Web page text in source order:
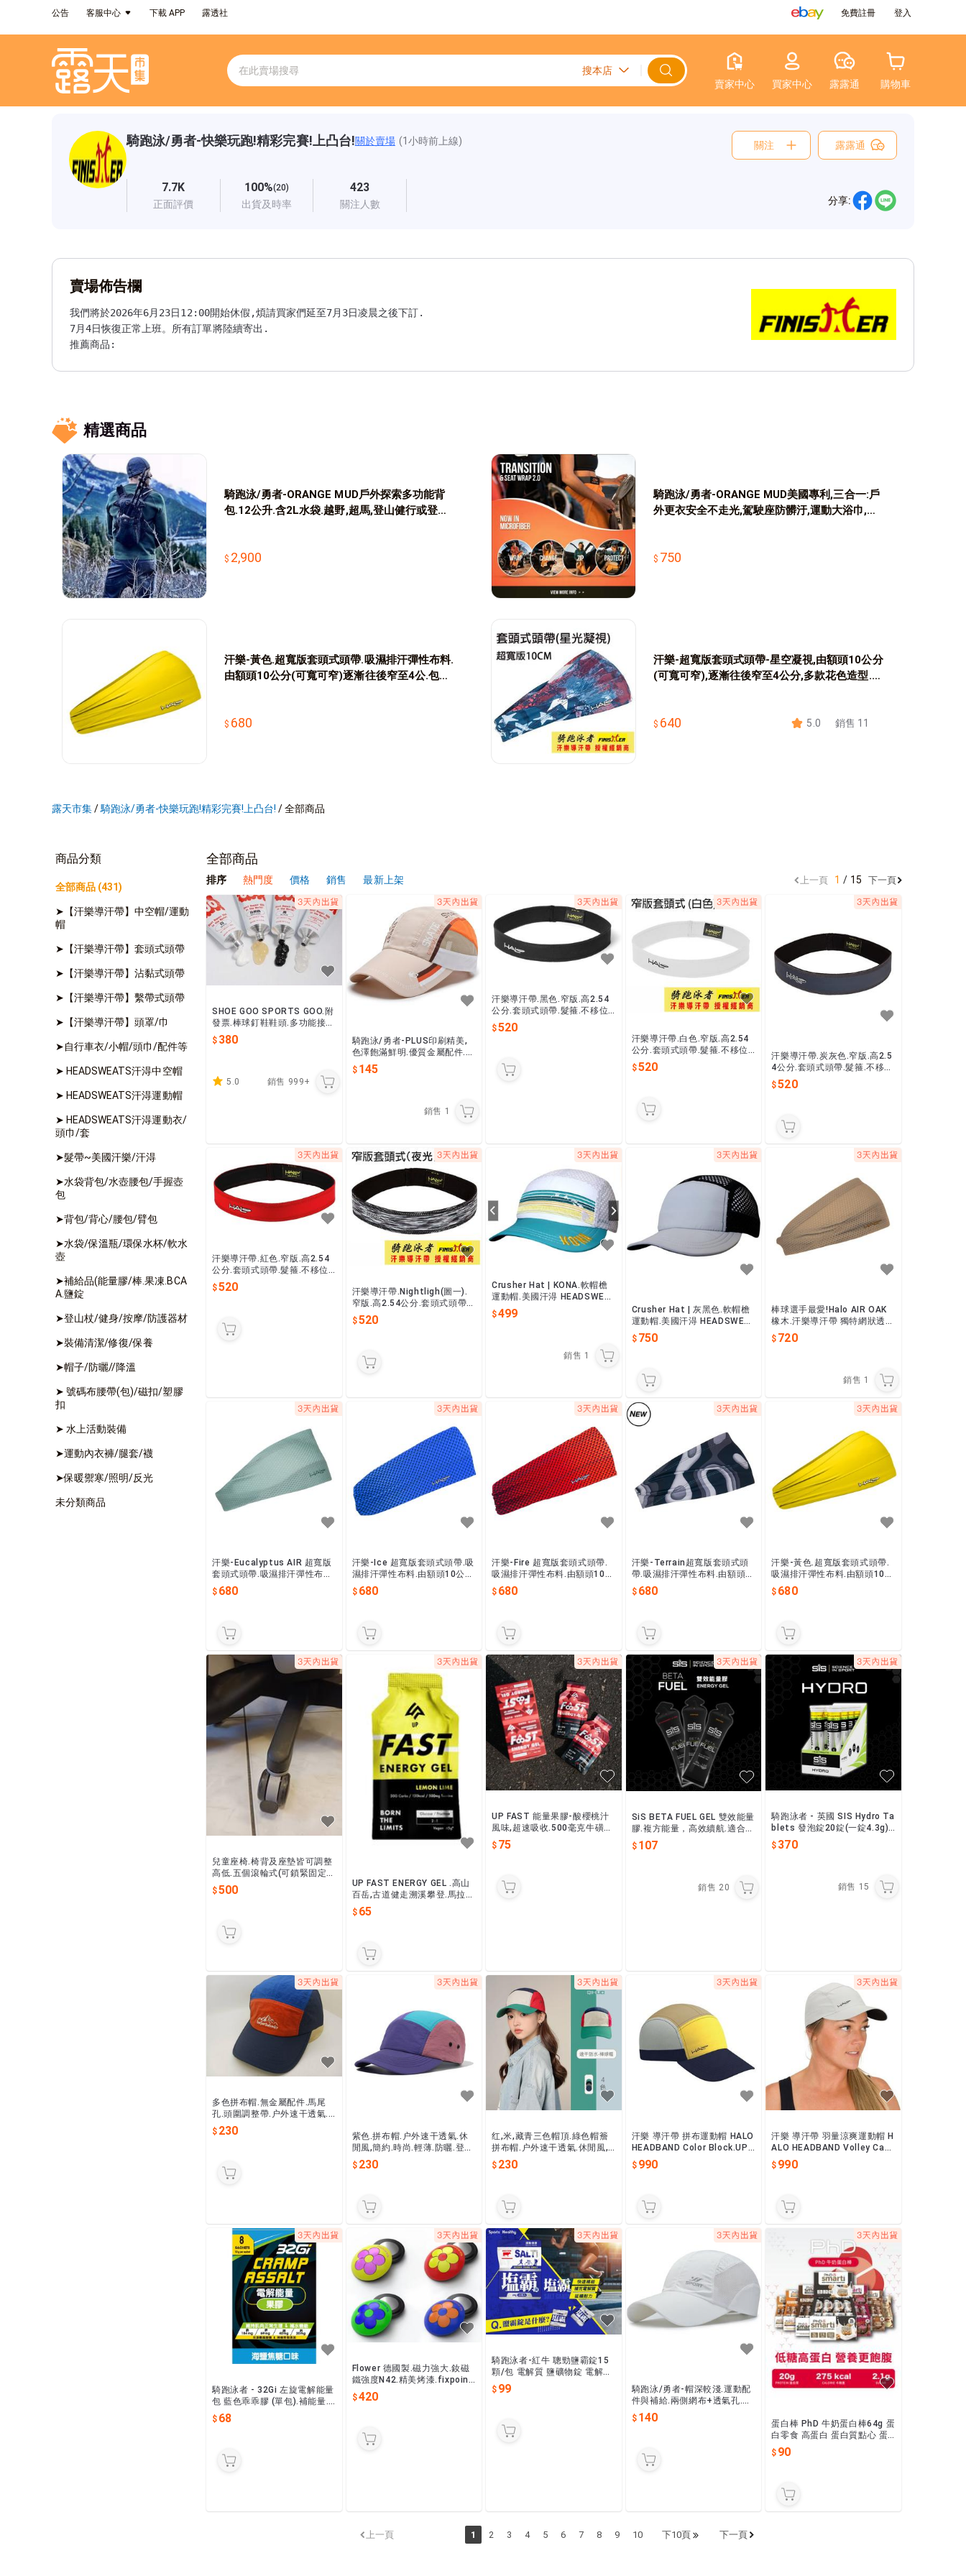
公告 客服中心 下載 APP 露透社 免費註冊 登入
賣家中心 買家中心 露露通 購物車
騎跑泳/勇者-快樂玩跑!精彩完賽!上凸台!關於賣場 (1小時前上線)
7.7K
正面評價
100%(20)
出貨及時率
423
關注人數
關注 露露通
分享:
賣場佈告欄
我們將於2026年6月23日12:00開始休假,煩請買家們延至7月3日凌晨之後下訂.
7月4日恢復正常上班。所有訂單將陸續寄出.
推薦商品:
美國汗淂(HEADSWEATS)運動帽,自行車小帽/衣,頭巾,(環保紗).
曰本SHOE GOO修固膠,修補鞋子.居家戶外用品D.I.Y.
精選商品
騎跑泳/勇者-ORANGE MUD戶外探索多功能背
包.12公升.含2L水袋.越野,超馬,登山健行或登山
2,900
騎跑泳/勇者-ORANGE MUD美國專利,三合一:戶
外更衣安全不走光,駕駛座防髒汙,運動大浴巾,保
750
汗樂-黃色.超寬版套頭式頭帶.吸濕排汗彈性布料.
由額頭10公分(可寬可窄)逐漸往後窄至4公.包覆
680
汗樂-超寬版套頭式頭帶-星空凝視,由額頭10公分
(可寬可窄),逐漸往後窄至4公分,多款花色造型.Cr
640 5.0 銷售 11
露天市集/騎跑泳/勇者-快樂玩跑!精彩完賽!上凸台! /全部商品
商品分類
全部商品 (431)
➤【汗樂導汗帶】中空帽/運動
帽
➤【汗樂導汗帶】套頭式頭帶
➤【汗樂導汗帶】沾黏式頭帶
➤【汗樂導汗帶】繫帶式頭帶
➤【汗樂導汗帶】頭罩/巾
➤自行車衣/小帽/頭巾/配件等
➤ HEADSWEATS汗淂中空帽
➤ HEADSWEATS汗淂運動帽
➤ HEADSWEATS汗淂運動衣/
頭巾/套
➤髮帶~美國汗樂/汗淂
➤水袋背包/水壺腰包/手握壺
包
➤背包/背心/腰包/臂包
➤水袋/保溫瓶/環保水杯/軟水
壺
➤補給品(能量膠/棒.果凍.BCA
A.鹽錠
➤登山杖/健身/按摩/防護器材
➤裝備清潔/修復/保養
➤帽子/防曬//降溫
➤ 號碼布腰帶(包)/磁扣/塑膠
扣
➤ 水上活動裝備
➤運動內衣褲/腿套/襪
➤保暖禦寒/照明/反光
未分類商品
全部商品
排序 熱門度 價格 銷售 最新上架 上一頁 1 15 下一頁
SHOE GOO SPORTS GOO.附
發票.棒球釘鞋鞋頭.多功能接著
劑 耐磨.鞋底修補 鞋固膠 修鞋
防磨 鞋底鞋根
380
5.0 銷售 999+
騎跑泳/勇者-PLUS印刷精美,
色澤飽滿鮮明.優質金屬配件.多
色繽紛運動帽,跑步,健行,登山,
旅遊,戶外防曬.時尚遮陽帽
145
銷售 1
汗樂導汗帶.黑色.窄版.高2.54
公分.套頭式頭帶.髮箍.不移位.
美國專利製造.避免汗水流入眼
睛.520
汗樂導汗帶.白色.窄版.高2.54
公分.套頭式頭帶.髮箍.不移位.
美國專利製造.避免汗水流入眼
睛.520
汗樂導汗帶.炭灰色.窄版.高2.5
4公分.套頭式頭帶.髮箍.不移
位.美國專利製造.避免汗水流入
眼睛.
520
汗樂導汗帶.紅色.窄版.高2.54
公分.套頭式頭帶.髮箍.不移位.
美國專利製造.避免汗水流入眼
睛.520
汗樂導汗帶.Nightligh(圖一).
窄版.高2.54公分.套頭式頭帶.
髮箍.不移位.美國專利製造.避
免汗水流入眼睛.
520
Crusher Hat | KONA.軟帽檐
運動帽.美國汗淂 HEADSWEA
TS.透氣,輕盈,舒適.隨身收納,
499
銷售 1
Crusher Hat | 灰黑色.軟帽檐
運動帽.美國汗淂 HEADSWEA
TS.透氣,輕盈,舒適.隨身收納,
750
棒球選手最愛!Halo AIR OAK
橡木.汗樂導汗帶 獨特網狀透氣
織布 超寬版.10公分逐漸往後
窄至4公分, 套頭式
720
銷售 1
汗樂-Eucalyptus AIR 超寬版
套頭式頭帶.吸濕排汗彈性布料.
由額頭10公分(可寬可窄)逐漸
往後窄至4公分.
680
汗樂-Ice 超寬版套頭式頭帶.吸
濕排汗彈性布料.由額頭10公分
(可寬可窄)逐漸往後窄至4公分.
包覆頭部.髮箍.造型.
680
汗樂-Fire 超寬版套頭式頭帶.
吸濕排汗彈性布料.由額頭10公
分(可寬可窄)逐漸往後窄至4公
分.包覆頭部.髮箍.造型.
680
汗樂-Terrain超寬版套頭式頭
帶.吸濕排汗彈性布料.由額頭1
0公分(可寬可窄)逐漸往後窄至
4公分.包覆頭部.髮箍造型
680
汗樂-黃色.超寬版套頭式頭帶.
吸濕排汗彈性布料.由額頭10公
分(可寬可窄)逐漸往後窄至4公.
包覆頭部.髮箍.多種造型.
680
兒童座椅.椅背及座墊皆可調整
高低.五個滾輪式(可鎖緊固定不
滑動)椅腳.承重100公斤台中太
平面交自取.
500
UP FAST ENERGY GEL .高山
百岳,古道健走溯溪攀登.馬拉
松,,鐵人三項,自行車.
65
UP FAST 能量果膠-酸櫻桃汁
風味,超速吸收.500毫克牛磺酸
增強運動時體力,讓狀態持續延
續.20260607.
75
SiS BETA FUEL GEL 雙效能量
膠.複方能量，高效續航.適合超
過2小時的耐力運動補充，優化
的碳水化合物比例.
107
銷售 20
騎跑泳者 - 英國 SIS Hydro Ta
blets 發泡錠20錠(一錠4.3g),
促進平衡電解質,低熱量,素食者
可.370
銷售 15
多色拼布帽.無金屬配件.馬尾
孔.頭圍調整帶.户外速干透氣.
休閒風,簡約.時尚.輕薄.防曬.登
山.遮陽帽.運動帽.鸭舌帽
230
紫色.拼布帽.户外速干透氣.休
閒風,簡約.時尚.輕薄.防曬.登
山.遮陽帽.運動帽.鸭舌帽.清洗
方式:局部擦拭.勿整頂下水
230
红,米,藏青三色帽頂.綠色帽簷
拼布帽.户外速干透氣.休閒風,
簡約.時尚.輕薄.防曬.登山.遮陽
帽.運動帽.鸭舌帽
230
汗樂 導汗帶 拼布運動帽 HALO
HEADBAND Color Block.UPF
50.美國專利.中國大陸製造.
990
汗樂 導汗帶 羽量涼爽運動帽 H
ALO HEADBAND Volley Cap.
UPF 40.美國專利.中國大陸製
造.990
騎跑泳者 - 32Gi 左旋電解能量
包 藍色乖乖膠 (單包).補能量.
維持肌肉正常生理兩腳乖乖.預
防肌肉不適.
68
Flower 德國製.磁力強大.釹磁
鐵強度N42.精美烤漆.fixpoint
s號碼布磁扣四顆,不讓別針勾
壞衣服.
420
騎跑泳者-紅牛 聰勁鹽霸錠15
顆/包 電解質 鹽礦物錠 電解錠
海鹽錠 鹽糖 運動補給 咀嚼口
含錠2027/05/26.
99
騎跑泳/勇者-帽深較淺.運動配
件與補給.兩側網布+透氣孔.速
乾運動帽,塑膠調整扣.跑步,健
行,登山,旅遊,戶外防曬.時尚
140
蛋白棒 PhD 牛奶蛋白棒64g 蛋
白零食 高蛋白 蛋白質點心 蛋
白餅乾 健身零食
90
上一頁 1 2 3 4 5 6 7 8 9 10 下10頁 下一頁